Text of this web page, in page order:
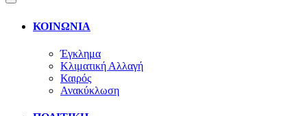
ΚΟΙΝΩΝΙΑ
Έγκλημα
Κλιματική Αλλαγή
Καιρός
Ανακύκλωση